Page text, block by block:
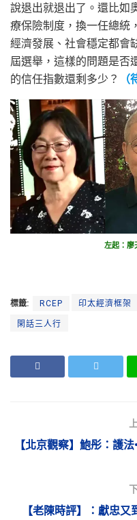
說退出就退出了。還比如
療保險制度，換一任總統
經濟發展、社會穩定都會
屆選舉，這樣的問題是否
的信任指數還剩多少？
（
左起：廖
標籤: RCEP 印太經濟框架
閑話三人行
【北京觀察】鮑彤：護
【老陳時評】：獻忠